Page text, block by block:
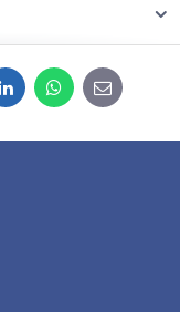
LinkedInWhatsApp
E-
mail